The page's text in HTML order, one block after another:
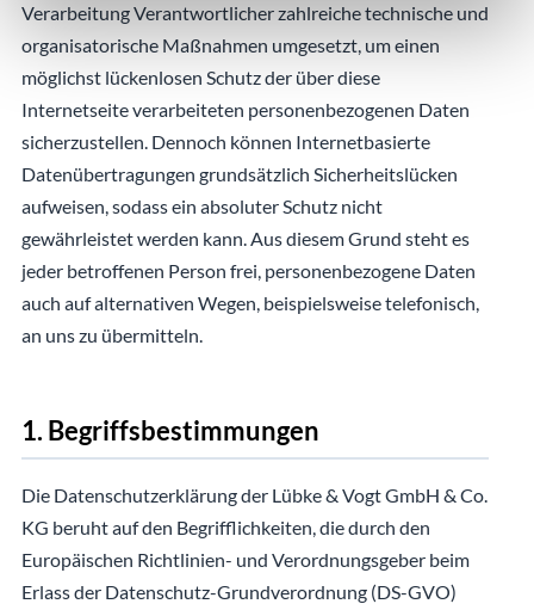
Verarbeitung Verantwortlicher zahlreiche technische und
organisatorische Maßnahmen umgesetzt, um einen
möglichst lückenlosen Schutz der über diese
Internetseite verarbeiteten personenbezogenen Daten
sicherzustellen. Dennoch können Internetbasierte
Datenübertragungen grundsätzlich Sicherheitslücken
aufweisen, sodass ein absoluter Schutz nicht
gewährleistet werden kann. Aus diesem Grund steht es
jeder betroffenen Person frei, personenbezogene Daten
auch auf alternativen Wegen, beispielsweise telefonisch,
an uns zu übermitteln.
1. Begriffsbestimmungen
Die Datenschutzerklärung der Lübke & Vogt GmbH & Co.
KG beruht auf den Begrifflichkeiten, die durch den
Europäischen Richtlinien- und Verordnungsgeber beim
Erlass der Datenschutz-Grundverordnung (DS-GVO)